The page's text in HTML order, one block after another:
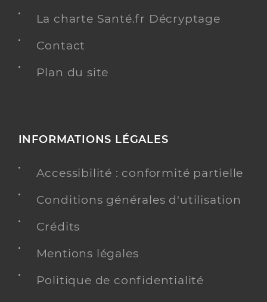
La charte Santé.fr Décryptage
Contact
Plan du site
INFORMATIONS LÉGALES
Accessibilité : conformité partielle
Conditions générales d'utilisation
Crédits
Mentions légales
Politique de confidentialité